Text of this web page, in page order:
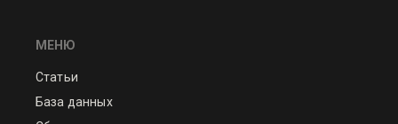
МЕНЮ
Статьи
База данных